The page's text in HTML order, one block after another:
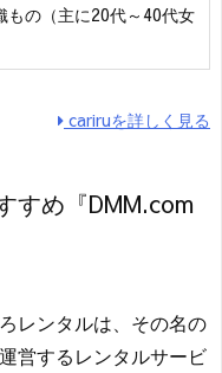
もの（主に20代～40代女
cariruを詳しく見る
すめ『DMM.com
レンタルは、その名の
営するレンタルサービ